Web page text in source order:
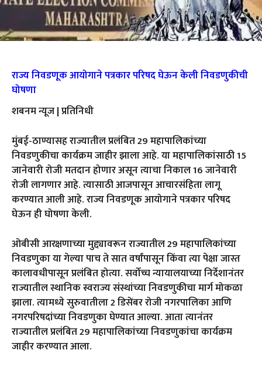
राज्य निवडणूक आयोगाने पत्रकार परिषद घेऊन केली निवडणुकीची
घोषणा
शबनम न्यूज | प्रतिनिधी
मुंबई-ठाण्यासह राज्यातील प्रलंबित 29 महापालिकांच्या
निवडणुकीचा कार्यक्रम जाहीर झाला आहे. या महापालिकांसाठी 15
जानेवारी रोजी मतदान होणार असून त्याचा निकाल 16 जानेवारी
रोजी लागणार आहे. त्यासाठी आजपासून आचारसंहिता लागू
करण्यात आली आहे. राज्य निवडणूक आयोगाने पत्रकार परिषद
घेऊन ही घोषणा केली.
ओबीसी आरक्षणाच्या मुद्द्यावरून राज्यातील 29 महापालिकांच्या
निवडणुका या गेल्या पाच ते सात वर्षांपासून किंवा त्या पेक्षा जास्त
कालावधीपासून प्रलंबित होत्या. सर्वोच्च न्यायालयाच्या निर्देशानंतर
राज्यातील स्थानिक स्वराज्य संस्थांच्या निवडणुकीचा मार्ग मोकळा
झाला. त्यामध्ये सुरुवातीला 2 डिसेंबर रोजी नगरपालिका आणि
नगरपरिषदांच्या निवडणुका घेण्यात आल्या. आता त्यानंतर
राज्यातील प्रलंबित 29 महापालिकांच्या निवडणुकांचा कार्यक्रम
जाहीर करण्यात आला.